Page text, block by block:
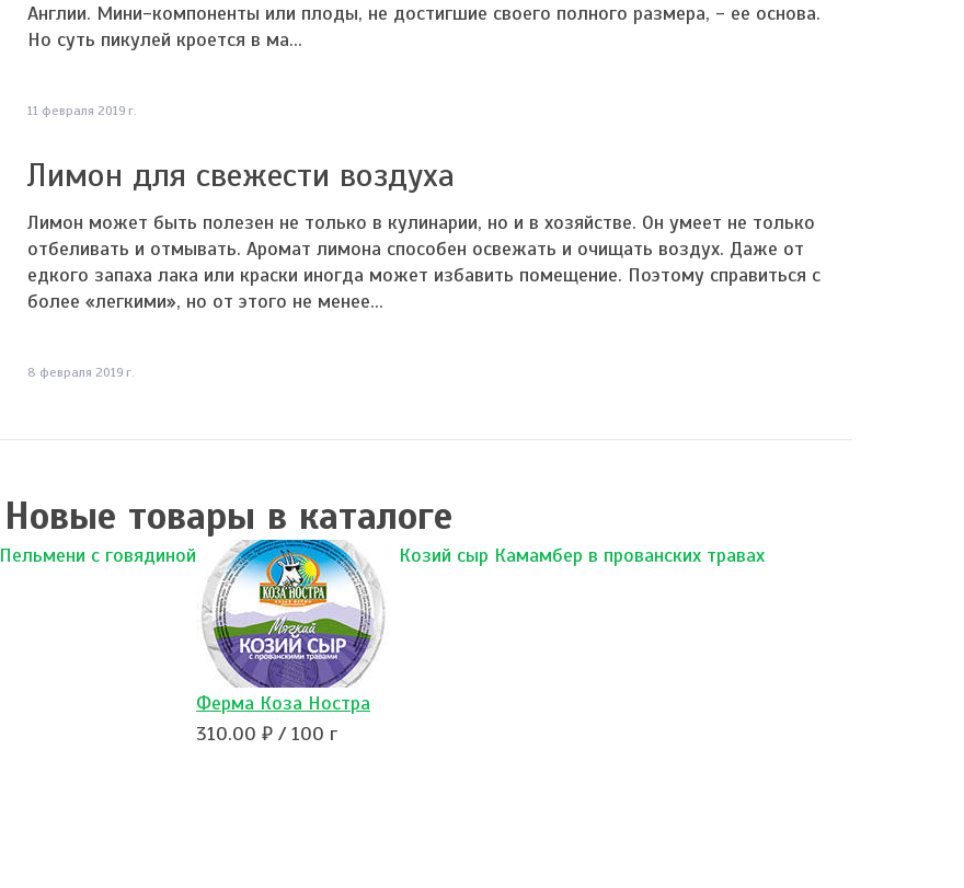
Англии. Мини-компоненты или плоды, не достигшие своего полного размера, - ее основа.
Но суть пикулей кроется в ма...
11 февраля 2019 г.
Лимон для свежести воздуха
Лимон может быть полезен не только в кулинарии, но и в хозяйстве. Он умеет не только
отбеливать и отмывать. Аромат лимона способен освежать и очищать воздух. Даже от
едкого запаха лака или краски иногда может избавить помещение. Поэтому справиться с
более «легкими», но от этого не менее...
8 февраля 2019 г.
Новые товары в каталоге
Пельмени с говядиной Козий сыр Камамбер в прованских травах
Ферма Коза Ностра
310.00 ₽ / 100 г